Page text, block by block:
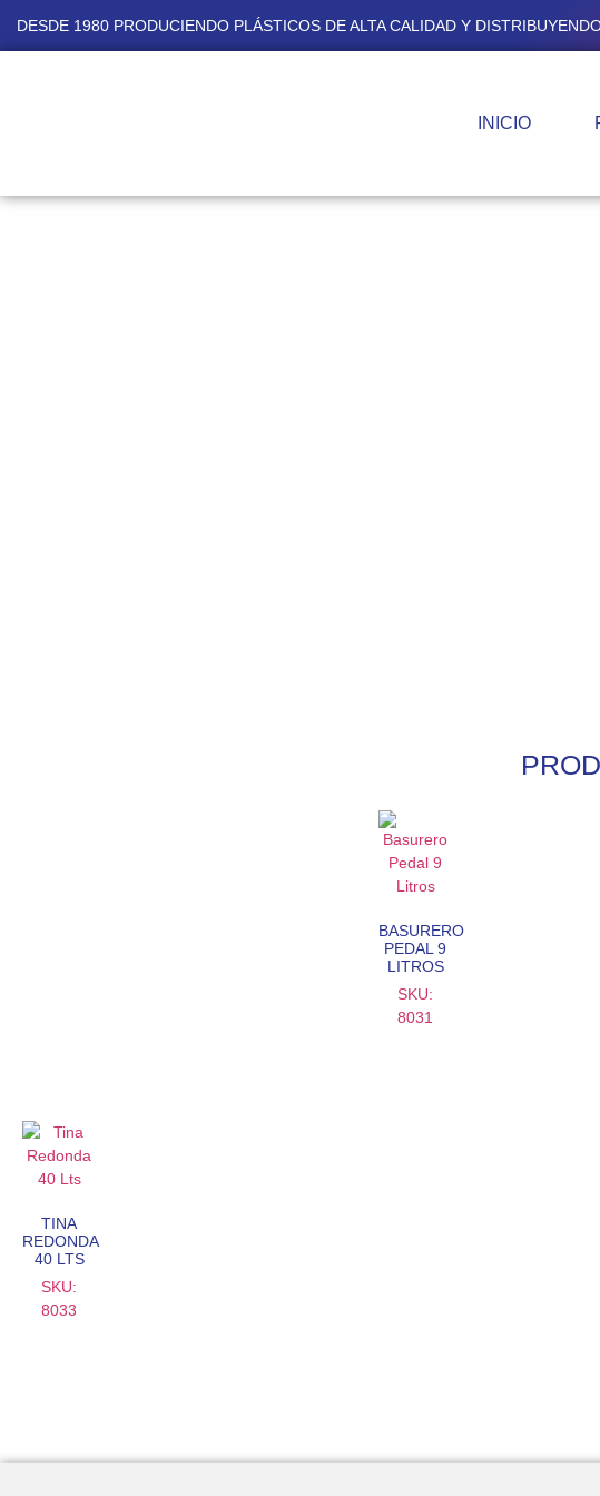
DESDE 1980 PRODUCIENDO PLÁSTICOS DE ALTA CALIDAD Y
INICIO
BASURERO
PEDAL 9
LITROS
SKU:
8031
TINA
REDONDA
40 LTS
SKU:
8033